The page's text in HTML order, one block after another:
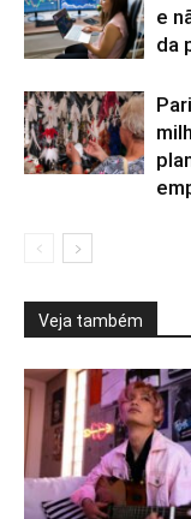
e
da
Veja também